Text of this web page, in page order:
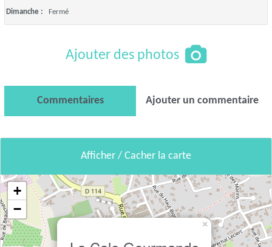
Dimanche : Fermé
Ajouter des photos
Commentaires Ajouter un commentaire
Afficher / Cacher la carte
×
+
−